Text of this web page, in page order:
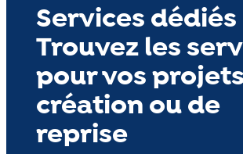
Services dédiés
Trouvez les
pour vos
création ou de
reprise